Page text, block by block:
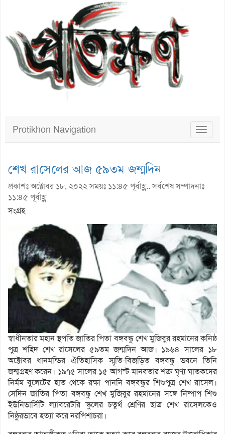
Toggle
Protikhon Navigation
শেখ রাসেলের আজ ৫৯তম জন্মদিন
প্রকাশঃ অক্টোবর ১৮, ২০২২ সময়ঃ ১১:৪৫ পূর্বাহ্ণ.. সর্বশেষ সম্পাদনাঃ
১১:৪৫ পূর্বাহ্ণ
সংগ্রহ
স্বাধীনতার মহান স্থপতি জাতির পিতা বঙ্গবন্ধু শেখ মুজিবুর রহমানের কনিষ্ঠ
পুত্র শহিদ শেখ রাসেলের ৫৯তম জন্মদিন আজ। ১৯৬৪ সালের ১৮
অক্টোবর ধানমন্ডির ঐতিহাসিক স্মৃতি-বিজড়িত বঙ্গবন্ধু ভবনে তিনি
জন্মগ্রহণ করেন। ১৯৭৫ সালের ১৫ আগস্ট মানবতার শত্রু ঘৃণ্য ঘাতকদের
নির্মম বুলেটের হাত থেকে রক্ষা পাননি বঙ্গবন্ধুর শিশুপুত্র শেখ রাসেল।
সেদিন জাতির পিতা বঙ্গবন্ধু শেখ মুজিবুর রহমানের সঙ্গে নিষ্পাপ শিশু
ইউনিভার্সিটি ল্যাবরেটরি স্কুলের চতুর্থ শ্রেণির ছাত্র শেখ রাসেলকেও
নিষ্ঠুরভাবে হত্যা করে নরপিশাচরা।